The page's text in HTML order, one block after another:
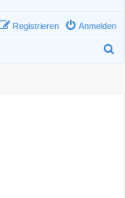
Anmelden
Registrieren